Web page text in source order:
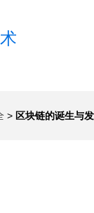
> 区块链的诞生与